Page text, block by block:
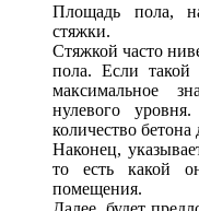
Площадь пола,
стяжки.
Стяжкой часто
пола. Если такой
максимальное
нулевого
количество бетона
Наконец,
то есть какой
помещения.